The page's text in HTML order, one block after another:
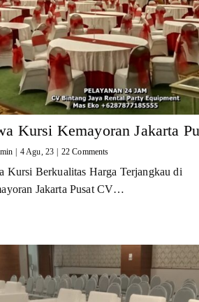
Kursi Kemayoran Jakarta
4Agu, 23 22 Comments
Kursi Berkualitas Harga Terjangkau di
Jakarta Pusat CV…